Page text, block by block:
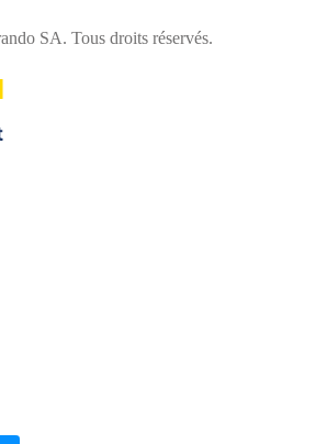
SA. Tous droits réservés.